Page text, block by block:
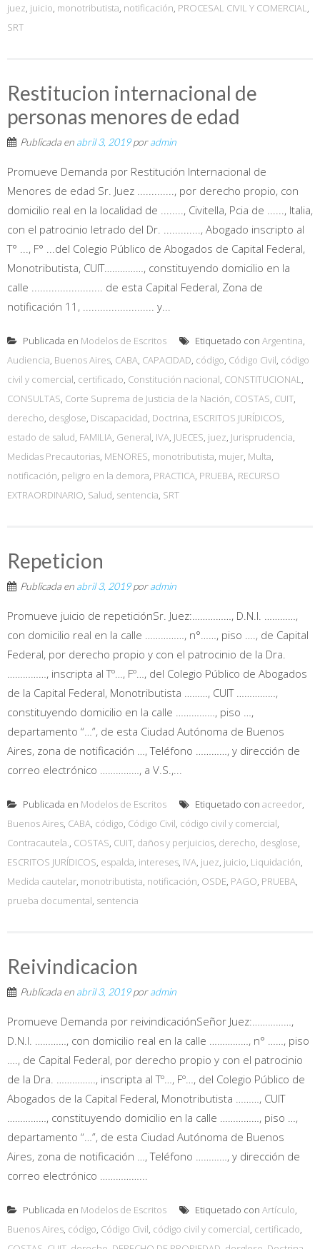
juez, juicio, monotributista, notificación, PROCESAL CIVIL Y COMERCIAL,
SRT
Restitucion internacional de
personas menores de edad
Publicada en abril 3, 2019poradmin
Promueve Demanda por Restitución Internacional de
Menores de edad Sr. Juez ............., por derecho propio, con
domicilio real en la localidad de ........, Civitella, Pcia de ......, Italia,
con el patrocinio letrado del Dr. ............., Abogado inscripto al
T° ..., F° ...del Colegio Público de Abogados de Capital Federal,
Monotributista, CUIT……………, constituyendo domicilio en la
calle ......................... de esta Capital Federal, Zona de
notificación 11, ......................... y...
Publicada en Modelos de Escritos Etiquetado con Argentina,
Audiencia, Buenos Aires, CABA, CAPACIDAD, código, Código Civil, código
civil y comercial, certificado, Constitución nacional, CONSTITUCIONAL,
CONSULTAS, Corte Suprema de Justicia de la Nación, COSTAS, CUIT,
derecho, desglose, Discapacidad, Doctrina, ESCRITOS JURÍDICOS,
estado de salud, FAMILIA, General, IVA, JUECES, juez, Jurisprudencia,
Medidas Precautorias, MENORES, monotributista, mujer, Multa,
notificación, peligro en la demora, PRACTICA, PRUEBA, RECURSO
EXTRAORDINARIO, Salud, sentencia, SRT
Repeticion
Publicada en abril 3, 2019poradmin
Promueve juicio de repeticiónSr. Juez:……………, D.N.I. …………,
con domicilio real en la calle ……………, n°……, piso …., de Capital
Federal, por derecho propio y con el patrocinio de la Dra.
……………, inscripta al Tº…, Fº…, del Colegio Público de Abogados
de la Capital Federal, Monotributista ………, CUIT ……………,
constituyendo domicilio en la calle ……………, piso …,
departamento “…”, de esta Ciudad Autónoma de Buenos
Aires, zona de notificación …, Teléfono …………, y dirección de
correo electrónico ……………, a V.S.,...
Publicada en Modelos de Escritos Etiquetado con acreedor,
Buenos Aires, CABA, código, Código Civil, código civil y comercial,
Contracautela., COSTAS, CUIT, daños y perjuicios, derecho, desglose,
ESCRITOS JURÍDICOS, espalda, intereses, IVA, juez, juicio, Liquidación,
Medida cautelar, monotributista, notificación, OSDE, PAGO, PRUEBA,
prueba documental, sentencia
Reivindicacion
Publicada en abril 3, 2019poradmin
Promueve Demanda por reivindicaciónSeñor Juez:……………,
D.N.I. …………, con domicilio real en la calle ……………, n° ……, piso
…., de Capital Federal, por derecho propio y con el patrocinio
de la Dra. ……………, inscripta al Tº…, Fº…, del Colegio Público de
Abogados de la Capital Federal, Monotributista ………, CUIT
……………, constituyendo domicilio en la calle ……………, piso …,
departamento “…”, de esta Ciudad Autónoma de Buenos
Aires, zona de notificación …, Teléfono …………, y dirección de
correo electrónico ……………...
Publicada en Modelos de Escritos Etiquetado con Artículo,
Buenos Aires, código, Código Civil, código civil y comercial, certificado,